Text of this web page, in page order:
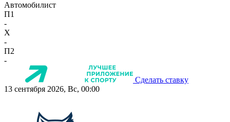
Автомобилист
П1
-
X
-
П2
-
Сделать ставку
13 сентября 2026, Вс, 00:00